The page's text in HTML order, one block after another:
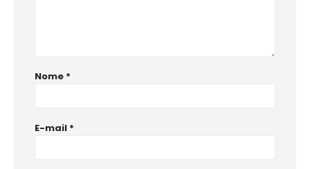
Nome *
E-mail *